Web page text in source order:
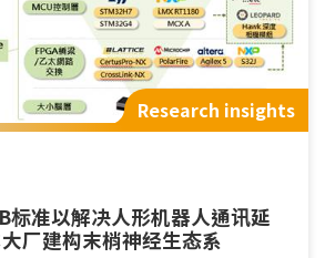
Research insights
标准以解决人形机器人通讯延
厂建构末梢神经生态系